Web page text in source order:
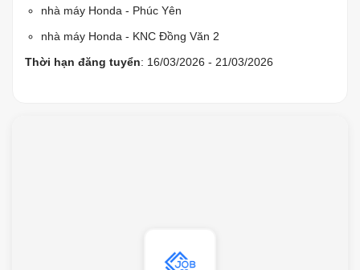
nhà máy Honda - Phúc Yên
nhà máy Honda - KNC Đồng Văn 2
Thời hạn đăng tuyển: 16/03/2026 - 21/03/2026